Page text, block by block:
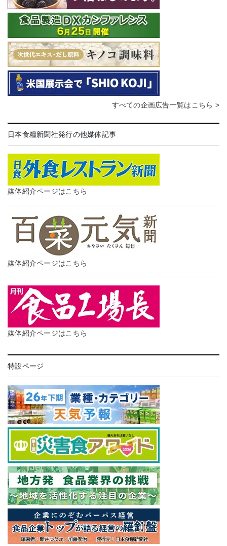
すべての企画広告一覧はこちら >
日本食糧新聞社発行の他媒体記事
媒体紹介ページはこちら
媒体紹介ページはこちら
媒体紹介ページはこちら
特設ページ